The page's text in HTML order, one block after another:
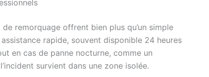
remorquage offrent bien plus qu’un simple
rapide, souvent disponible 24 heures
en cas de panne nocturne, comme un
survient dans une zone isolée.